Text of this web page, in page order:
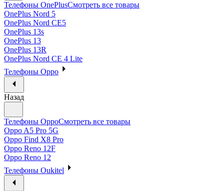
Телефоны OnePlusСмотреть все товары
OnePlus Nord 5
OnePlus Nord CE5
OnePlus 13s
OnePlus 13
OnePlus 13R
OnePlus Nord CE 4 Lite
Телефоны Oppo
Назад
Телефоны OppoСмотреть все товары
Oppo A5 Pro 5G
Oppo Find X8 Pro
Oppo Reno 12F
Oppo Reno 12
Телефоны Oukitel